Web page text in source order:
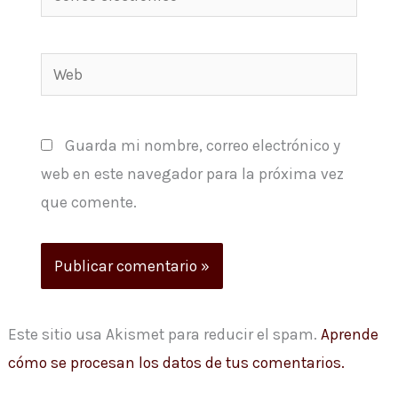
electrónico*
Web
Guarda mi nombre, correo electrónico y
web en este navegador para la próxima vez
que comente.
Este sitio usa Akismet para reducir el spam. Aprende
cómo se procesan los datos de tus comentarios.